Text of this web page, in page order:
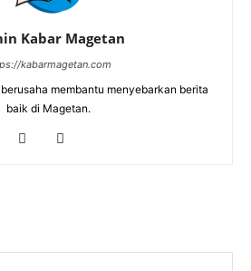
Kabar Magetan
kabarmagetan.com
membantu menyebarkan berita
baik di Magetan.